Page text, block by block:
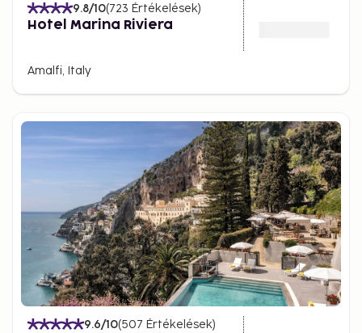
9.8/10(723 Értékelések)
Hotel Marina Riviera
Amalfi, Italy
9.6/10(507 Értékelések)